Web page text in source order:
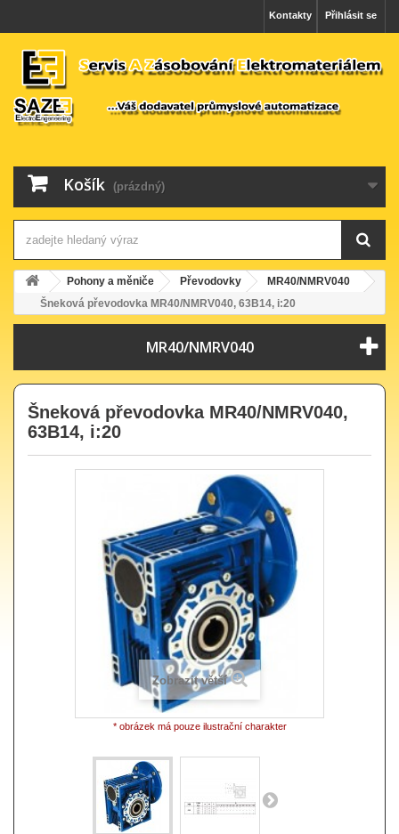
Přihlásit se
Kontakty
Košík (prázdný)
Pohony a měniče Převodovky
MR40/NMRV040
Šneková převodovka MR40/NMRV040, 63B14, i:20
MR40/NMRV040
Šneková převodovka MR40/NMRV040,
63B14, i:20
Zobrazit větší
* obrázek má pouze ilustrační charakter